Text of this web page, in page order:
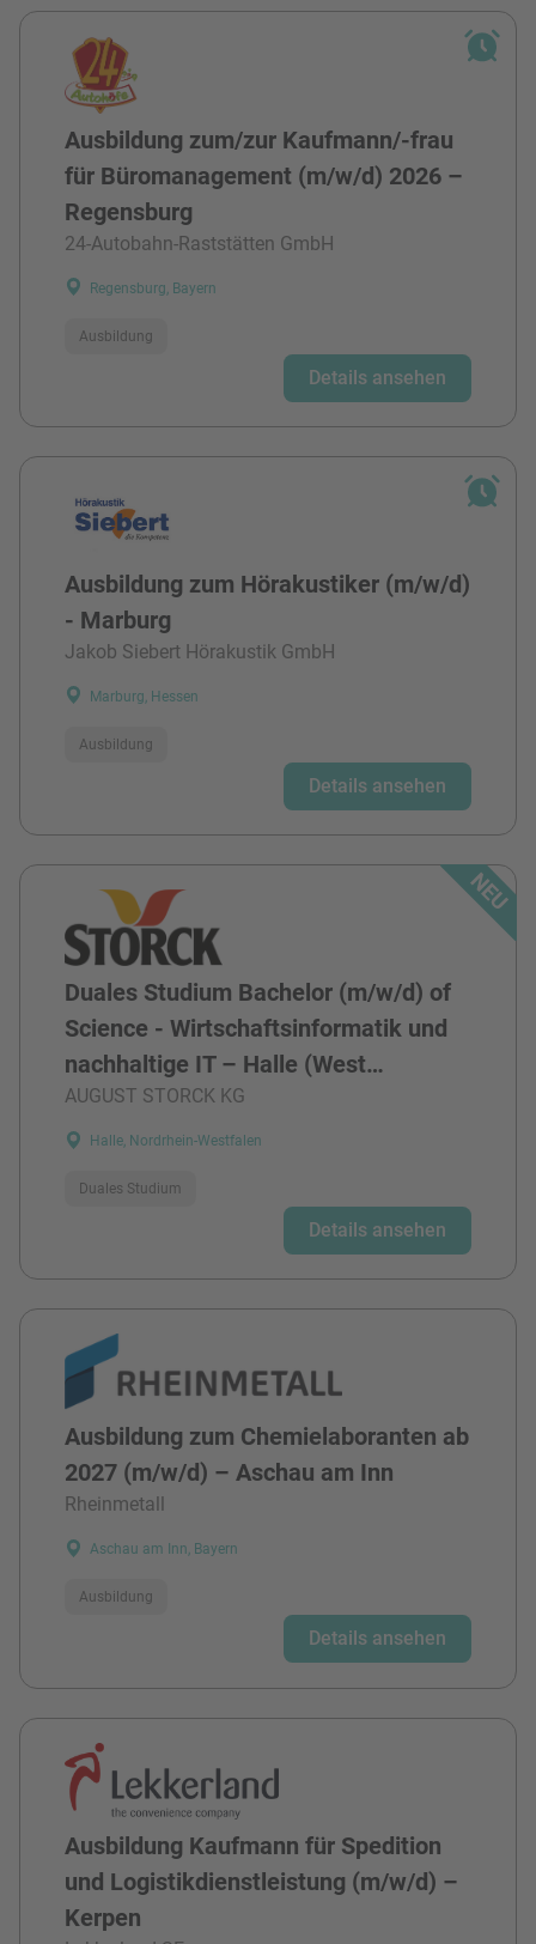
Ausbildung zum/zur Kaufmann/-frau
für Büromanagement (m/w/d) 2026 –
Regensburg
24-Autobahn-Raststätten GmbH
Regensburg, Bayern
Ausbildung
Details ansehen
Ausbildung zum Hörakustiker (m/w/d)
- Marburg
Jakob Siebert Hörakustik GmbH
Marburg, Hessen
Ausbildung
Details ansehen
Duales Studium Bachelor (m/w/d) of
Science - Wirtschaftsinformatik und
nachhaltige IT – Halle (West…
AUGUST STORCK KG
Halle, Nordrhein-Westfalen
Duales Studium
Details ansehen
Ausbildung zum Chemielaboranten ab
2027 (m/w/d) – Aschau am Inn
Rheinmetall
Aschau am Inn, Bayern
Ausbildung
Details ansehen
Ausbildung Kaufmann für Spedition
und Logistikdienstleistung (m/w/d) –
Kerpen